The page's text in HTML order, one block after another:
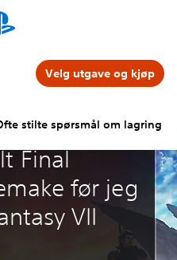
stilte spørsmål om lagring
Velg utgave og kjøp
Final
før jeg
VII